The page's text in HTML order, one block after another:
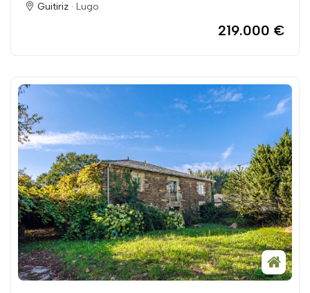
Guitiriz · Lugo
219.000 €